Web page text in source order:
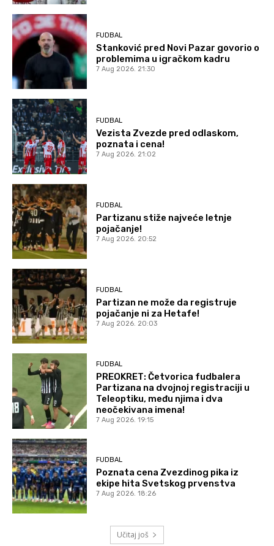
FUDBAL
Stanković pred Novi Pazar govorio o
problemima u igračkom kadru
7 Aug 2026. 21:30
FUDBAL
Vezista Zvezde pred odlaskom,
poznata i cena!
7 Aug 2026. 21:02
FUDBAL
Partizanu stiže najveće letnje
pojačanje!
7 Aug 2026. 20:52
FUDBAL
Partizan ne može da registruje
pojačanje ni za Hetafe!
7 Aug 2026. 20:03
FUDBAL
PREOKRET: Četvorica fudbalera
Partizana na dvojnoj registraciji u
Teleoptiku, među njima i dva
neočekivana imena!
7 Aug 2026. 19:15
FUDBAL
Poznata cena Zvezdinog pika iz
ekipe hita Svetskog prvenstva
7 Aug 2026. 18:26
Učitaj još